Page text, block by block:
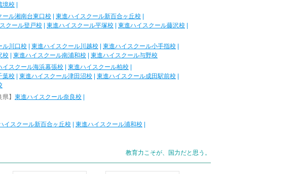
境校
ール湘南台東口校 東進ハイスクール新百合ヶ丘校
クール登戸校 東進ハイスクール平塚校 東進ハイスクール藤沢校
ル川口校 東進ハイスクール川越校 東進ハイスクール小手指校
校 東進ハイスクール南浦和校
東進ハイスクール与野校
イスクール海浜幕張校 東進ハイスクール柏校
葉校 東進ハイスクール津田沼校 東進ハイスクール成田駅前校
県】 東進ハイスクール奈良校
イスクール新百合ヶ丘校 東進ハイスクール浦和校
教育力こそが、国力だと思う。